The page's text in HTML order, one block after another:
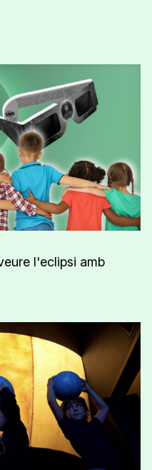
l'eclipsi amb